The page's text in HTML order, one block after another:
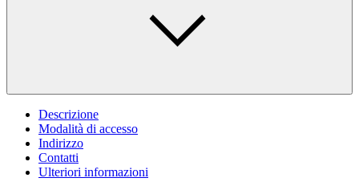
Descrizione
Modalità di accesso
Indirizzo
Contatti
Ulteriori informazioni